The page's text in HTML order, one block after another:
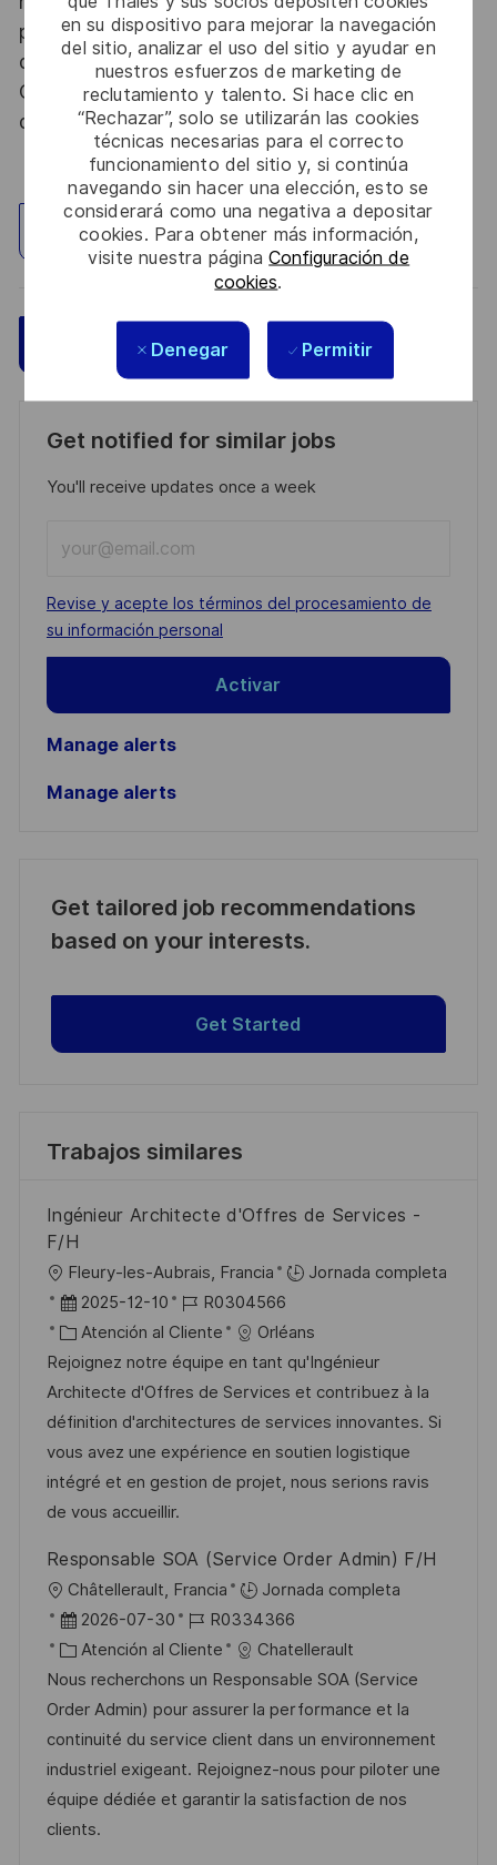
en su dispositivo para mejorar la navegación
del sitio, analizar el uso del sitio y ayudar en
nuestros esfuerzos de marketing de
reclutamiento y talento. Si hace clic en
“Rechazar”, solo se utilizarán las cookies
técnicas necesarias para el correcto
funcionamiento del sitio y, si continúa
navegando sin hacer una elección, esto se
considerará como una negativa a depositar
cookies. Para obtener más información,
visite nuestra páginaConfiguración de
cookies.
Denegar Permitir
procédure d’habilitation, conformément aux
dispositions des articles R.2311-1 et suivants du
Code de la défense et de l’IGI 1300 SGDSN/PSE
du 09 août 2021.
Explorar ubicación
Aplicar ahora Guardar
Get notified for similar jobs
You'll receive updates once a week
Email
address
(Required)
Required
Revise y acepte los términos del procesamiento de
su información personal
Activar
Manage alerts
Manage alerts
Get tailored job recommendations
based on your interests.
Get Started
Trabajos similares
Ingénieur Architecte d'Offres de Services -
F/H
U
b
c
a
c
i
ó
n
Fleury-les-Aubrais, Francia
Jornada completa
F
e
c
h
a
d
e
p
b
l
i
c
a
c
i
ó
n
2025-12-10
I
D
d
e
e
m
p
o
R0304566
C
a
t
e
g
o
r
a
Atención al Cliente
Orléans
Rejoignez notre équipe en tant qu'Ingénieur
Architecte d'Offres de Services et contribuez à la
définition d'architectures de services innovantes. Si
vous avez une expérience en soutien logistique
intégré et en gestion de projet, nous serions ravis
de vous accueillir.
Responsable SOA (Service Order Admin) F/H
U
b
c
a
c
i
ó
n
Châtellerault, Francia
Jornada completa
F
e
c
h
a
d
e
p
2026-07-30
I
D
d
e
e
m
p
R0334366
C
a
t
e
g
o
r
Atención al Cliente
Chatellerault
Nous recherchons un Responsable SOA (Service
Order Admin) pour assurer la performance et la
continuité du service client dans un environnement
industriel exigeant. Rejoignez-nous pour piloter une
équipe dédiée et garantir la satisfaction de nos
clients.